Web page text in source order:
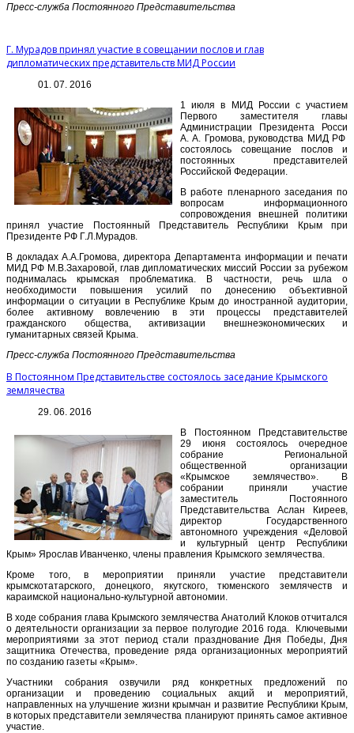
Пресс-служба Постоянного Представительства
Г. Мурадов принял участие в совещании послов и глав
дипломатических представительств МИД России
01. 07. 2016
1 июля в МИД России с участием
Первого заместителя главы
Администрации Президента Росси
А. А. Громова, руководства МИД РФ
состоялось совещание послов и
постоянных представителей
Российской Федерации.
В работе пленарного заседания по
вопросам информационного
сопровождения внешней политики
принял участие Постоянный Представитель Республики Крым при
Президенте РФ Г.Л.Мурадов.
В докладах А.А.Громова, директора Департамента информации и печати
МИД РФ М.В.Захаровой, глав дипломатических миссий России за рубежом
поднималась крымская проблематика. В частности, речь шла о
необходимости повышения усилий по донесению объективной
информации о ситуации в Республике Крым до иностранной аудитории,
более активному вовлечению в эти процессы представителей
гражданского общества, активизации внешнеэкономических и
гуманитарных связей Крыма.
Пресс-служба Постоянного Представительства
В Постоянном Представительстве состоялось заседание Крымского
землячества
29. 06. 2016
В Постоянном Представительстве
29 июня состоялось очередное
собрание Региональной
общественной организации
«Крымское землячество». В
собрании приняли участие
заместитель Постоянного
Представительства Аслан Киреев,
директор Государственного
автономного учреждения «Деловой
и культурный центр Республики
Крым» Ярослав Иванченко, члены правления Крымского землячества.
Кроме того, в мероприятии приняли участие представители
крымскотатарского, донецкого, якутского, тюменского землячеств и
караимской национально-культурной автономии.
В ходе собрания глава Крымского землячества Анатолий Клоков отчитался
о деятельности организации за первое полугодие 2016 года. Ключевыми
мероприятиями за этот период стали празднование Дня Победы, Дня
защитника Отечества, проведение ряда организационных мероприятий
по созданию газеты «Крым».
Участники собрания озвучили ряд конкретных предложений по
организации и проведению социальных акций и мероприятий,
направленных на улучшение жизни крымчан и развитие Республики Крым,
в которых представители землячества планируют принять самое активное
участие.